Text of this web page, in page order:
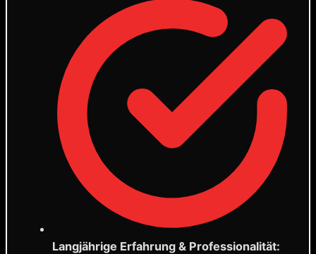
Langjährige Erfahrung & Professionalität: